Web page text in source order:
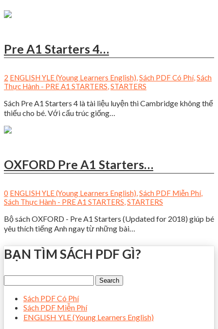
Pre A1 Starters 4…
2 ENGLISH YLE (Young Learners English),Sách PDF Có Phí,Sách
Thực Hành - PRE A1 STARTERS,STARTERS
Sách Pre A1 Starters 4 là tài liệu luyện thi Cambridge không thể
thiếu cho bé. Với cấu trúc giống…
OXFORD Pre A1 Starters…
0 ENGLISH YLE (Young Learners English),Sách PDF Miễn Phí,
Sách Thực Hành - PRE A1 STARTERS,STARTERS
Bộ sách OXFORD - Pre A1 Starters (Updated for 2018) giúp bé
yêu thích tiếng Anh ngay từ những bài…
BẠN TÌM SÁCH PDF GÌ?
Sách PDF Có Phí
Sách PDF Miễn Phí
ENGLISH YLE (Young Learners English)